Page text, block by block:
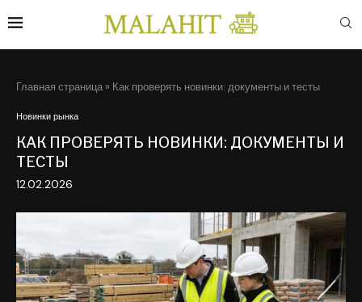
Главная страница » Как проверять новинки: документы и тесты
Новинки рынка
КАК ПРОВЕРЯТЬ НОВИНКИ: ДОКУМЕНТЫ И
ТЕСТЫ
12.02.2026